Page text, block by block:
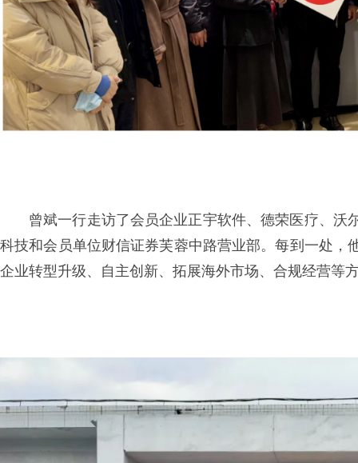
曾斌一行走访了会员企业正宇软件、德荣医疗、
科技和会员单位财信证券芙蓉中路营业部。每到一处，
企业转型升级、自主创新、拓展海外市场、合规经营等